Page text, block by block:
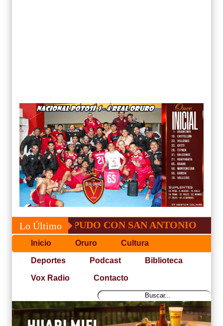
Lo Último
NO PUDO CON SAN ANTONIO COPA
Inicio Oruro Cultura
Deportes Podcast Biblioteca
Vox Radio Contacto